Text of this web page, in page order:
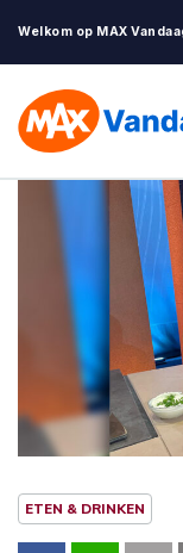
Welkom op MAX
ETEN & DRINKEN